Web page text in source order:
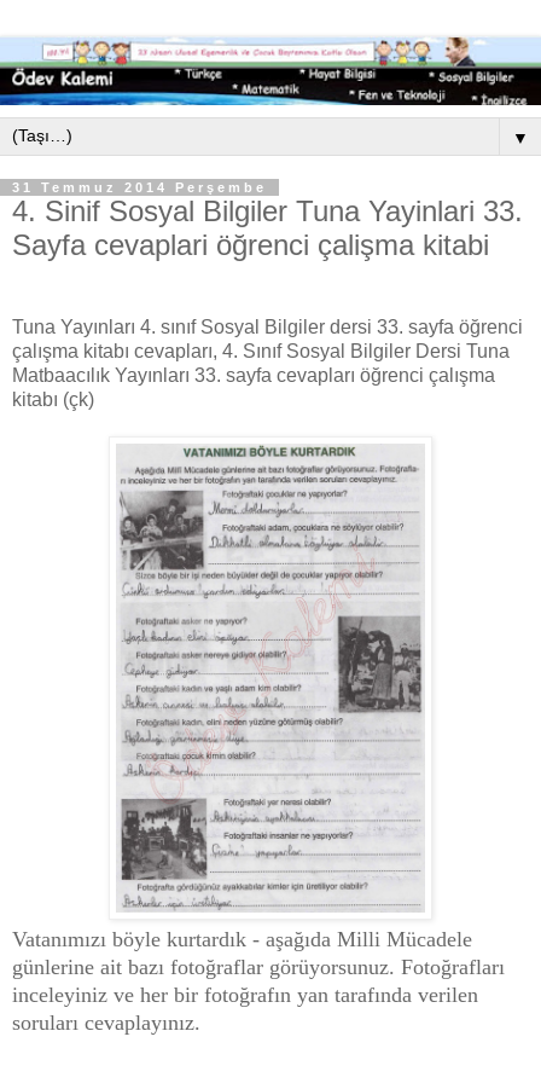
▼
31 Temmuz 2014 Perşembe
4. Sinif Sosyal Bilgiler Tuna Yayinlari 33.
Sayfa cevaplari öğrenci çalişma kitabi
Tuna Yayınları 4. sınıf Sosyal Bilgiler dersi 33. sayfa öğrenci
çalışma kitabı cevapları, 4. Sınıf Sosyal Bilgiler Dersi Tuna
Matbaacılık Yayınları 33. sayfa cevapları öğrenci çalışma
kitabı (çk)
Vatanımızı böyle kurtardık - aşağıda Milli Mücadele
günlerine ait bazı fotoğraflar görüyorsunuz. Fotoğrafları
inceleyiniz ve her bir fotoğrafın yan tarafında verilen
soruları cevaplayınız.